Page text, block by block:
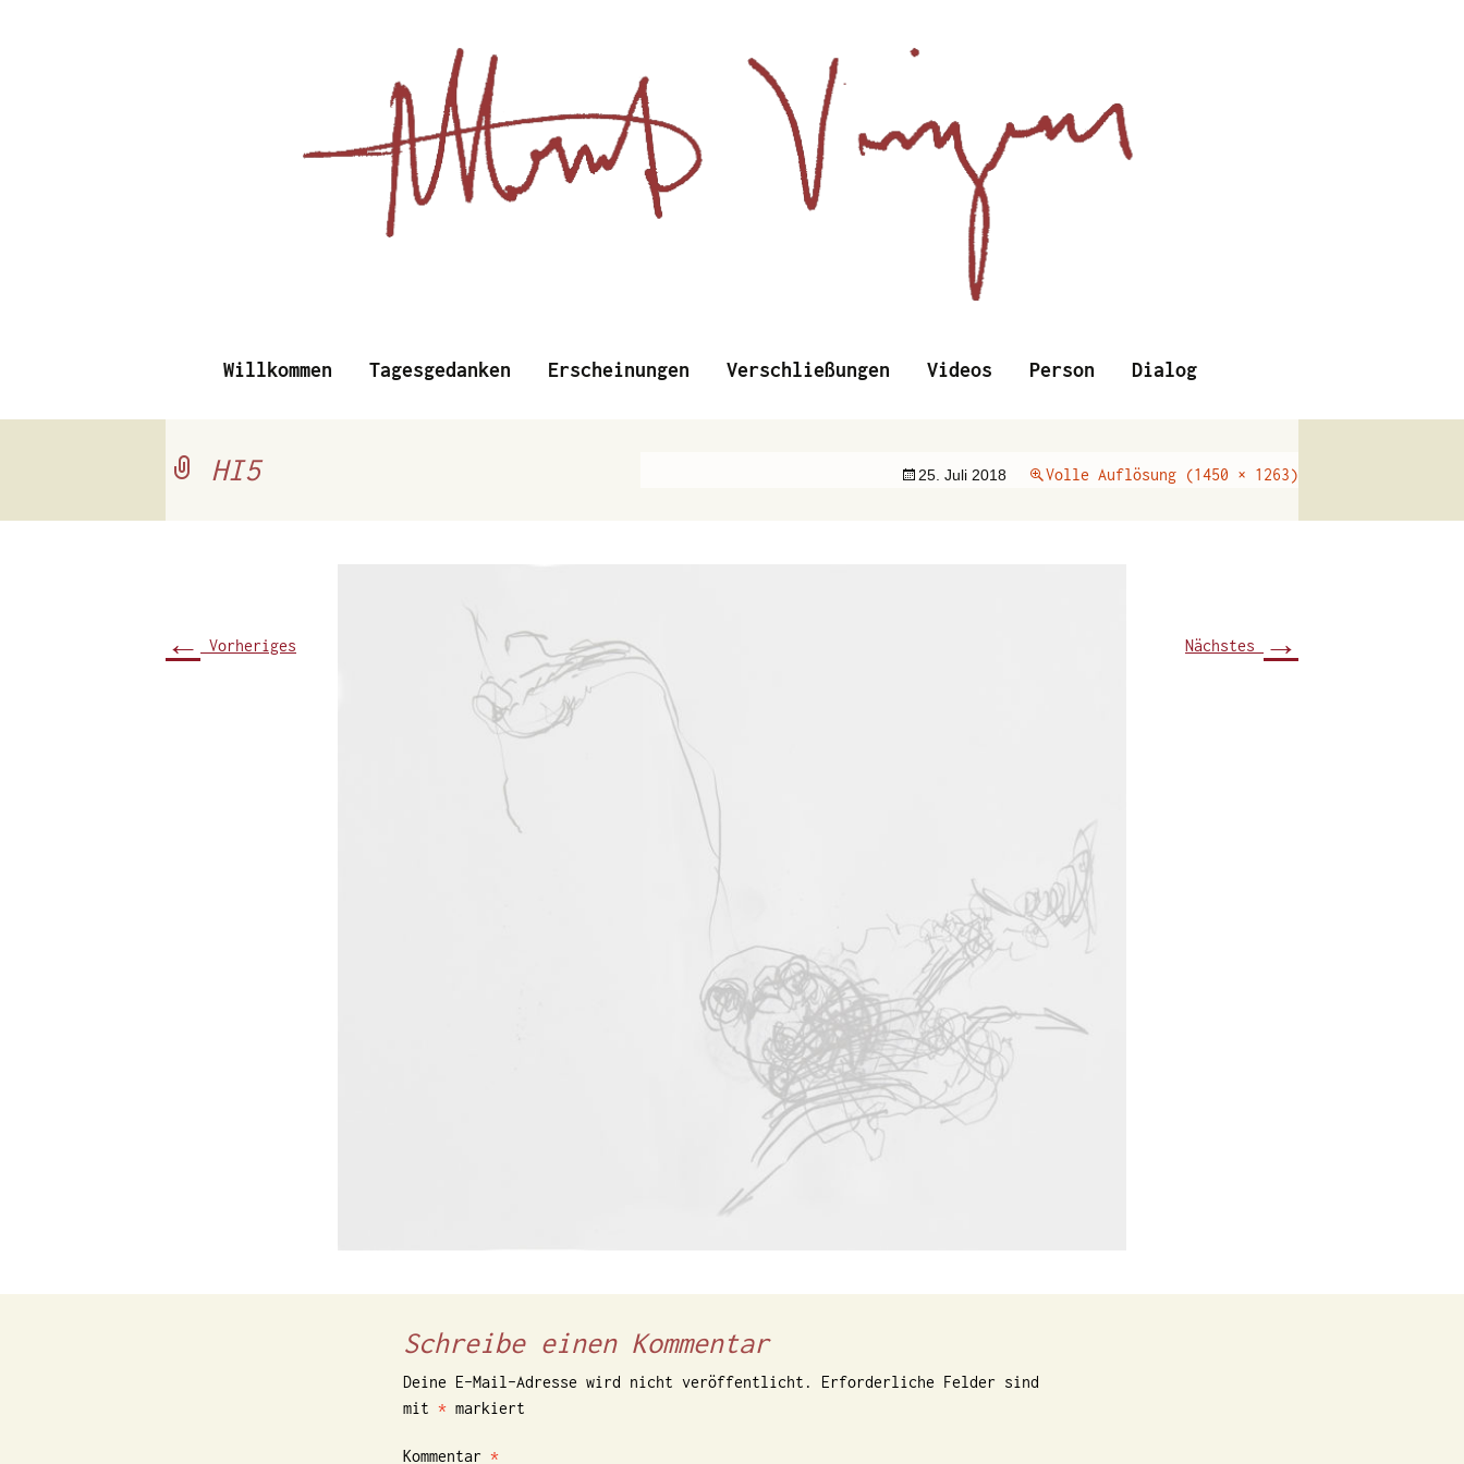
Inhalt
Willkommen Tagesgedanken Erscheinungen Verschließungen Videos Person Dialog
HI5 25. Juli 2018 Volle Auflösung (1450 × 1263)
← Vorheriges Nächstes →
Schreibe einen Kommentar
Deine E-Mail-Adresse wird nicht veröffentlicht.
Erforderliche Felder sind
mit * markiert
Kommentar *